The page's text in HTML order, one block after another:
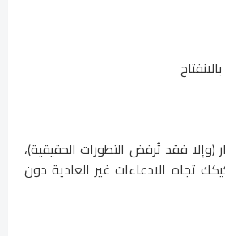
(وإلا فقد تُرفض التطورات الحقيقية)،
تجاه الادعاءات غير العادية دون